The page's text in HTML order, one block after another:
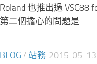
Roland 也推出過 VSC88
第二個擔心的問題是...
BLOG / 站務 2015-05-13